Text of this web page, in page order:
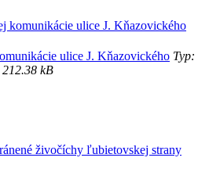
ulice J. Kňazovického Typ:
kB
živočíchy ľubietovskej strany